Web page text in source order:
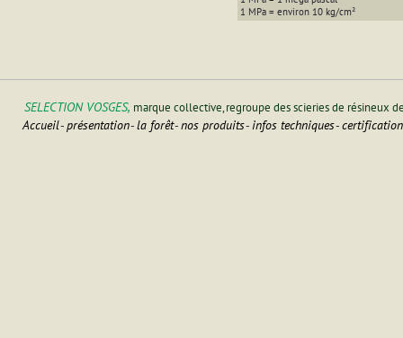
1 MPa = environ 10 kg/cm²
SELECTION VOSGES, marque collective, regroupe des scieries de résineux
Accueil-présentation-la forêt-nos produits-infos techniques-